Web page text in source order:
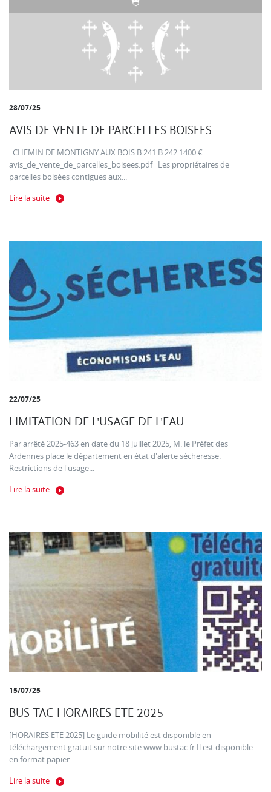
28/07/25
AVIS DE VENTE DE PARCELLES BOISEES
CHEMIN DE MONTIGNY AUX BOIS B 241 B 242 1400 €
avis_de_vente_de_parcelles_boisees.pdf Les propriétaires de
parcelles boisées contigues aux...
Lire la suite
22/07/25
LIMITATION DE L'USAGE DE L'EAU
Par arrêté 2025-463 en date du 18 juillet 2025, M. le Préfet des
Ardennes place le département en état d'alerte sécheresse.
Restrictions de l'usage...
Lire la suite
15/07/25
BUS TAC HORAIRES ETE 2025
[HORAIRES ETE 2025] Le guide mobilité est disponible en
téléchargement gratuit sur notre site www.bustac.fr Il est disponible
en format papier...
Lire la suite